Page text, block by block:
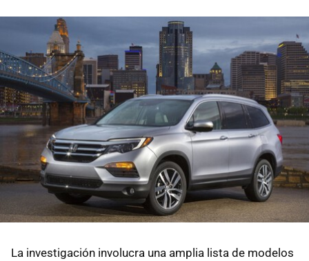
La investigación involucra una amplia lista de modelos